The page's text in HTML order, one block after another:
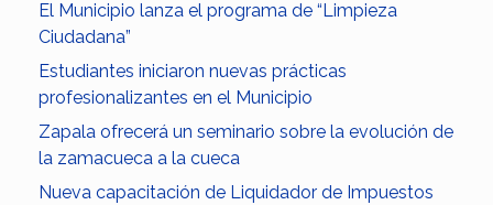
El Municipio lanza el programa de “Limpieza
Ciudadana”
Estudiantes iniciaron nuevas prácticas
profesionalizantes en el Municipio
Zapala ofrecerá un seminario sobre la evolución de
la zamacueca a la cueca
Nueva capacitación de Liquidador de Impuestos